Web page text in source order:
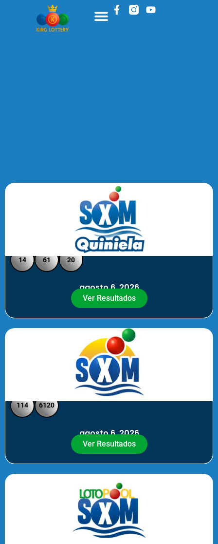
Quiniela SXM - Medio Día
14 61 20
agosto 6, 2026
Ver Resultados
SXM Medio día - Pick 3 Pick 4
114 6120
agosto 6, 2026
Ver Resultados
Loto Pool SXM - Medio Día